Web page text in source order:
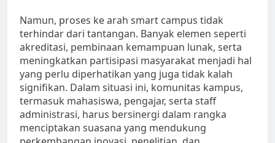
Namun, proses ke arah smart campus tidak
terhindar dari tantangan. Banyak elemen seperti
akreditasi, pembinaan kemampuan lunak, serta
meningkatkan partisipasi masyarakat menjadi hal
yang perlu diperhatikan yang juga tidak kalah
signifikan. Dalam situasi ini, komunitas kampus,
termasuk mahasiswa, pengajar, serta staff
administrasi, harus bersinergi dalam rangka
menciptakan suasana yang mendukung